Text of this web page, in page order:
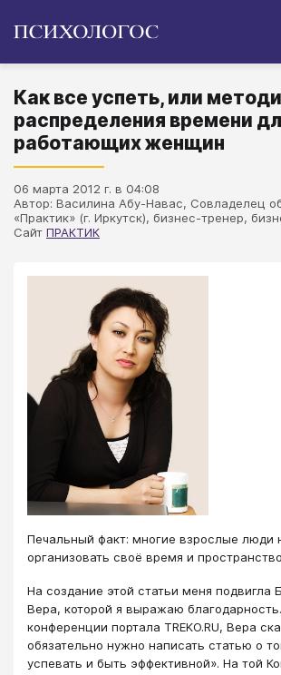
Как все успеть, или
распределения времени
работающих женщин
06 марта 2012 г. в 04:08
Автор: Василина Абу-Навас, Совладелец
«Практик» (г. Иркутск), бизнес-тренер,
Сайт ПРАКТИК
Печальный факт: многие взрослые люди
организовать своё время и
На создание этой статьи меня подвигла
Вера, которой я выражаю
конференции портала TREKO.RU, Вера
обязательно нужно написать статью о
успевать и быть эффективной». На той